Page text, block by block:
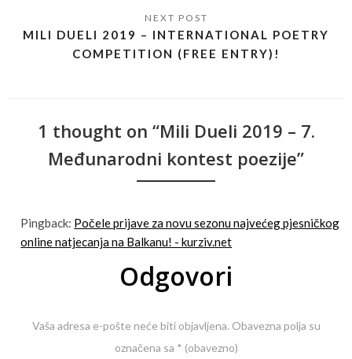
MILI DUELI 2019 – INTERNATIONAL POETRY
COMPETITION (FREE ENTRY)!
1 thought on “Mili Dueli 2019 – 7.
Međunarodni kontest poezije”
Pingback: Počele prijave za novu sezonu najvećeg pjesničkog
online natjecanja na Balkanu! - kurziv.net
Odgovori
Vaša adresa e-pošte neće biti objavljena. Obavezna polja su
označena sa * (obavezno)